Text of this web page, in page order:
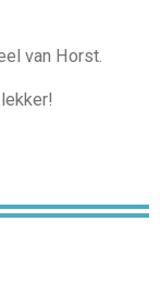
van Horst.